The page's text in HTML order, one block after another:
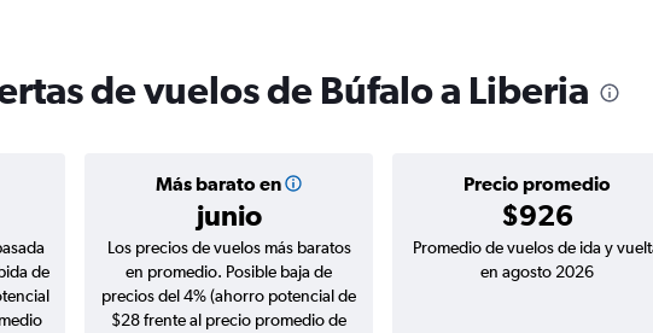
de vuelos de Búfalo a Liberia
Más barato en
junio
Precio promedio
$926
de
Los precios de vuelos más baratos
en promedio. Posible baja de
precios del 4% (ahorro potencial de
$28 frente al precio promedio de
Promedio de vuelos de ida y
en agosto 2026